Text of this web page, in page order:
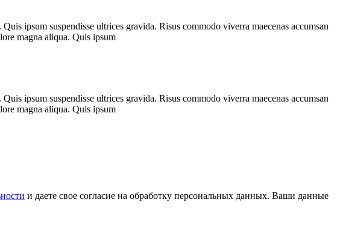
ipsum suspendisse ultrices gravida. Risus commodo viverra maecenas accumsan
magna aliqua. Quis ipsum
ipsum suspendisse ultrices gravida. Risus commodo viverra maecenas accumsan
magna aliqua. Quis ipsum
и даете свое согласие на обработку персональных данных. Ваши данные